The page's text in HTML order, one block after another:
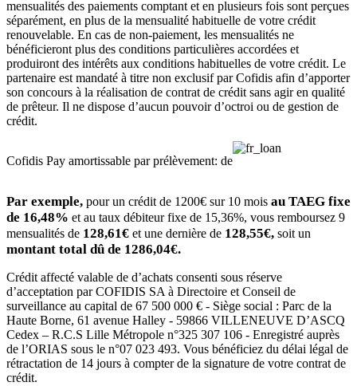
mensualités des paiements comptant et en plusieurs fois sont perçues
séparément, en plus de la mensualité habituelle de votre crédit
renouvelable. En cas de non-paiement, les mensualités ne
bénéficieront plus des conditions particulières accordées et
produiront des intérêts aux conditions habituelles de votre crédit. Le
partenaire est mandaté à titre non exclusif par Cofidis afin d’apporter
son concours à la réalisation de contrat de crédit sans agir en qualité
de prêteur. Il ne dispose d’aucun pouvoir d’octroi ou de gestion de
crédit.
Cofidis Pay amortissable par prélèvement: de
Par exemple, pour un crédit de 1200€ sur 10 mois au TAEG fixe
de 16,48% et au taux débiteur fixe de 15,36%, vous remboursez 9
mensualités de 128,61€ et une dernière de 128,55€, soit un
montant total dû de 1286,04€.
Crédit affecté valable de d’achats consenti sous réserve
d’acceptation par COFIDIS SA à Directoire et Conseil de
surveillance au capital de 67 500 000 € - Siège social : Parc de la
Haute Borne, 61 avenue Halley - 59866 VILLENEUVE D’ASCQ
Cedex – R.C.S Lille Métropole n°325 307 106 - Enregistré auprès
de l’ORIAS sous le n°07 023 493. Vous bénéficiez du délai légal de
rétractation de 14 jours à compter de la signature de votre contrat de
crédit.